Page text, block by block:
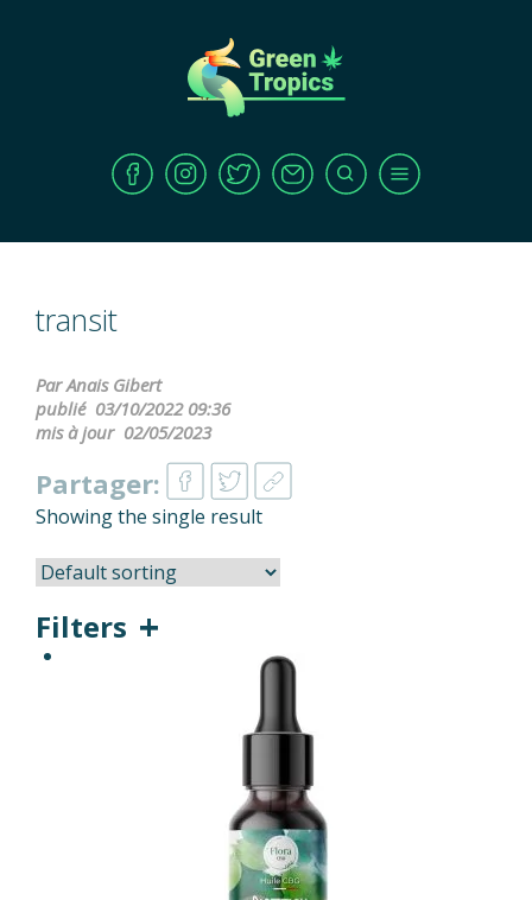
transit
Par Anais Gibert
publié 03/10/2022 09:36
mis à jour 02/05/2023
Partager:
Showing the single result
Filters